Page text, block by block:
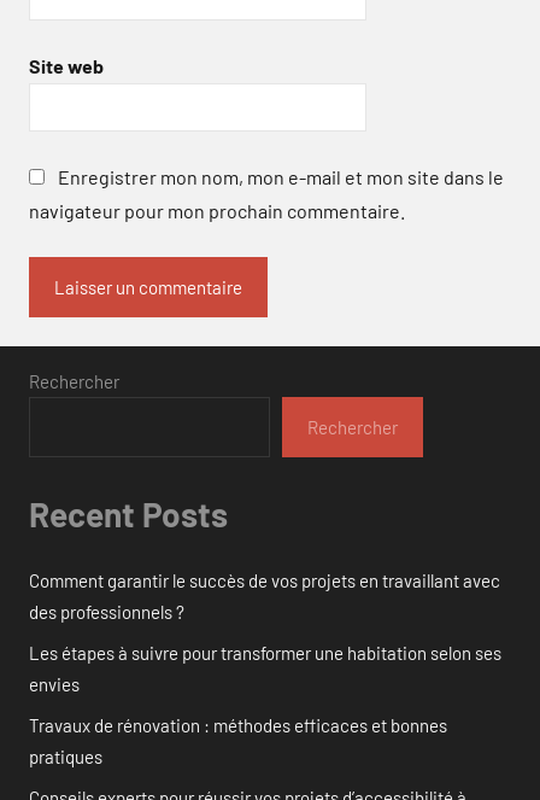
Site web
Enregistrer mon nom, mon e-mail et mon site dans le
navigateur pour mon prochain commentaire.
Rechercher
Rechercher
Recent Posts
Comment garantir le succès de vos projets en travaillant avec
des professionnels ?
Les étapes à suivre pour transformer une habitation selon ses
envies
Travaux de rénovation : méthodes efficaces et bonnes
pratiques